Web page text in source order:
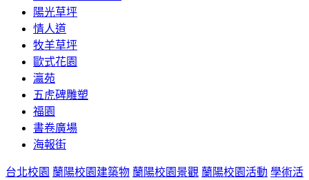
陽光草坪
情人道
牧羊草坪
歐式花園
瀛苑
五虎碑雕塑
福園
書卷廣場
海報街
台北校園 蘭陽校園建築物 蘭陽校園景觀 蘭陽校園活動 學術活